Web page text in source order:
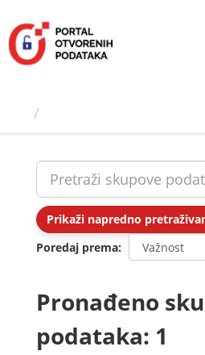
sadržaj
Prikaži napredno
Poredaj prema
Pronađeno
podataka: 1